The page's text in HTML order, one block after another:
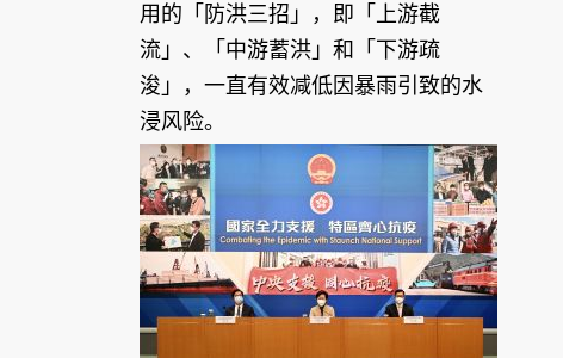
用的「防洪三招」，即「上游截
流」、「中游蓄洪」和「下游疏
浚」，一直有效减低因暴雨引致的水
浸风险。